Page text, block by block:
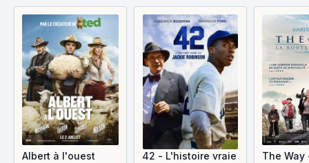
Albert à l'ouest
42 - L'histoire vraie
The Way